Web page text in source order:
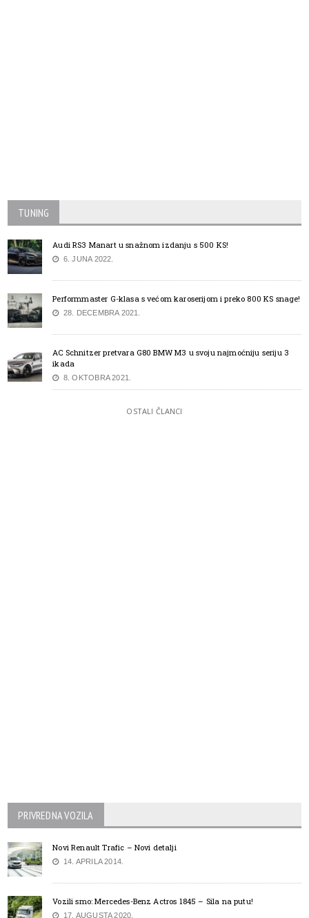
TUNING
Audi RS3 Manart u snažnom izdanju s 500 KS!
6. JUNA 2022.
Performmaster G-klasa s većom karoserijom i preko 800 KS snage!
28. DECEMBRA 2021.
AC Schnitzer pretvara G80 BMW M3 u svoju najmoćniju seriju 3
ikada
8. OKTOBRA 2021.
OSTALI ČLANCI
PRIVREDNA VOZILA
Novi Renault Trafic – Novi detalji
14. APRILA 2014.
Vozili smo: Mercedes-Benz Actros 1845 – Sila na putu!
17. AUGUSTA 2020.